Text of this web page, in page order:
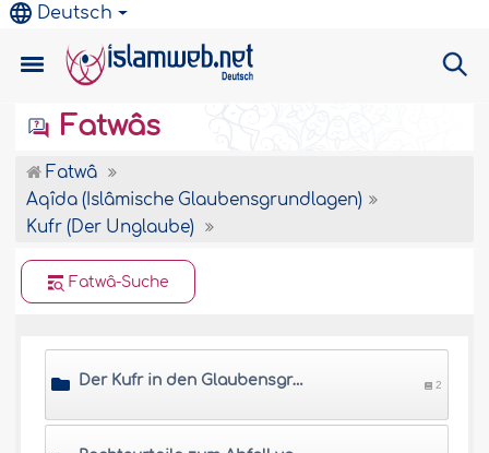
Deutsch
Fatwâs
Fatwâ
Aqîda (Islâmische Glaubensgrundlagen)
Kufr (Der Unglaube)
Fatwâ-Suche
Der Kufr in den Glaubensgrundlagen und in den Taten 2